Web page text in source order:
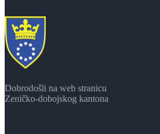
Dobrodošli na web stranicu
Zeničko-dobojskog kantona